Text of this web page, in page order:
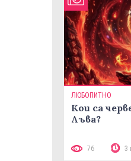
ЛЮБОПИТНО
Кои са
Лъва?
76 3